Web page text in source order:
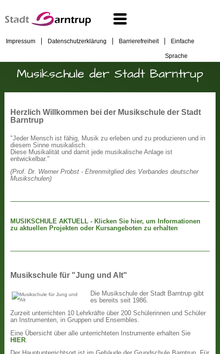
Impressum Datenschutzerklärung Barrierefreiheit Einfache
Sprache
Musikschule der Stadt Barntrup
Herzlich Willkommen bei der Musikschule der Stadt
Barntrup
"Jeder Mensch ist fähig, Musik zu erleben und zu produzieren und in
diesem Sinne musikalisch.
Diese Musikalität und damit jede musikalische Anlage ist
entwickelbar."
(Prof. Dr. Werner Probst - Ehrenmitglied des Verbandes deutscher
Musikschulen)
MUSIKSCHULE AKTUELL - Klicken Sie hier, um Informationen
zu aktuellen Projekten oder Kursangeboten zu erhalten
Musikschule für "Jung und Alt"
Die Musikschule der Stadt Barntrup gibt
es bereits seit 1986.
Zurzeit unterrichten 10 Lehrkräfte über 200 Schülerinnen und Schüler
an Instrumenten, in Gruppen und Ensembles.
Eine Übersicht über alle unterrichteten Instrumente erhalten Sie
HIER